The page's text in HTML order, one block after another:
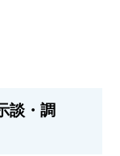
談・調